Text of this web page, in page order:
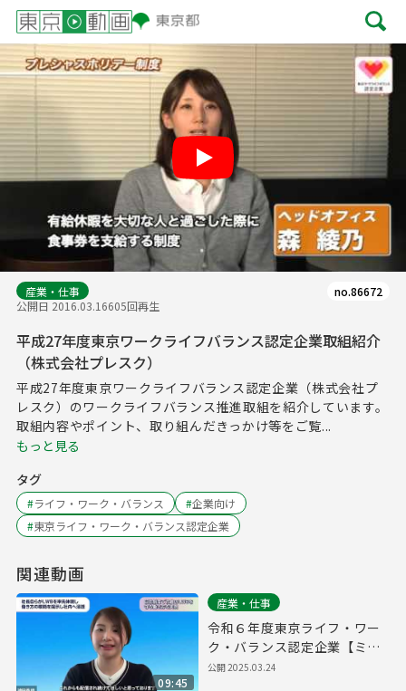
Play
産業・仕事
公開日 2016.03.16605回再生
no.86672
平成27年度東京ワークライフバランス認定企業取組紹介
（株式会社プレスク）
平成27年度東京ワークライフバランス認定企業（株式会社プ
レスク）のワークライフバランス推進取組を紹介しています。
取組内容やポイント、取り組んだきっかけ等をご覧...
もっと見る
タグ
#ライフ・ワーク・バランス #企業向け
#東京ライフ・ワーク・バランス認定企業
関連動画
09:45
産業・仕事
令和６年度東京ライフ・ワー
ク・バランス認定企業【ミラ
イウェブ株式会社】
公開2025.03.24